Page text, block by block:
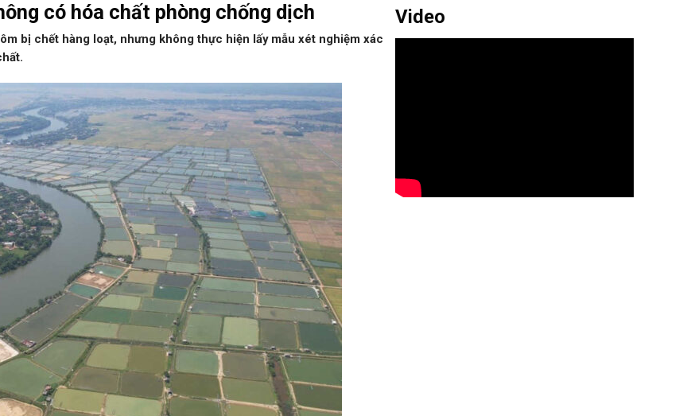
có hóa chất phòng chống dịch
bị chết hàng loạt, nhưng không thực hiện lấy mẫu xét nghiệm xác
Video